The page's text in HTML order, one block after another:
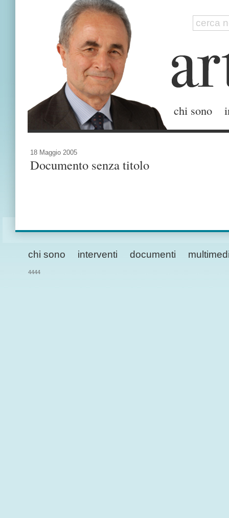
chi sono
18 Maggio 2005
Documento senza titolo
chi sono interventi documenti
4444